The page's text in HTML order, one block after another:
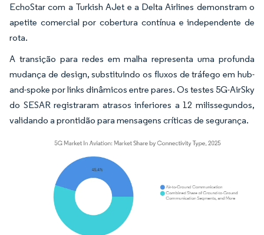
EchoStar com a Turkish AJet e a Delta Airlines demonstram o
apetite comercial por cobertura contínua e independente de
rota.
A transição para redes em malha representa uma profunda
mudança de design, substituindo os fluxos de tráfego em hub-
and-spoke por links dinâmicos entre pares. Os testes 5G-AirSky
do SESAR registraram atrasos inferiores a 12 milissegundos,
validando a prontidão para mensagens críticas de segurança.